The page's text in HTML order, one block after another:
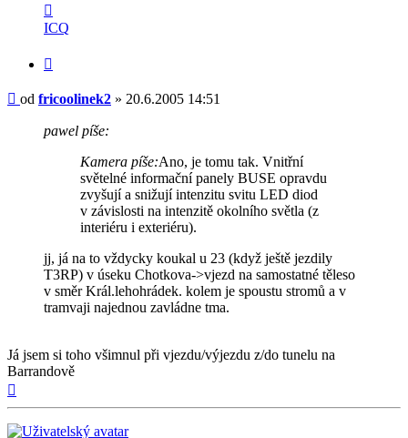
uživatele
fricoolinek2
ICQ
Příspěvek
od fricoolinek2 » 20.6.2005 14:51
pawel píše:
Kamera píše:Ano, je tomu tak. Vnitřní
světelné informační panely BUSE opravdu
zvyšují a snižují intenzitu svitu LED diod
v závislosti na intenzitě okolního světla (z
interiéru i exteriéru).
jj, já na to vždycky koukal u 23 (když ještě jezdily
T3RP) v úseku Chotkova->vjezd na samostatné těleso
v směr Král.lehohrádek. kolem je spoustu stromů a v
tramvaji najednou zavládne tma.
Já jsem si toho všimnul při vjezdu/výjezdu z/do tunelu na
Barrandově